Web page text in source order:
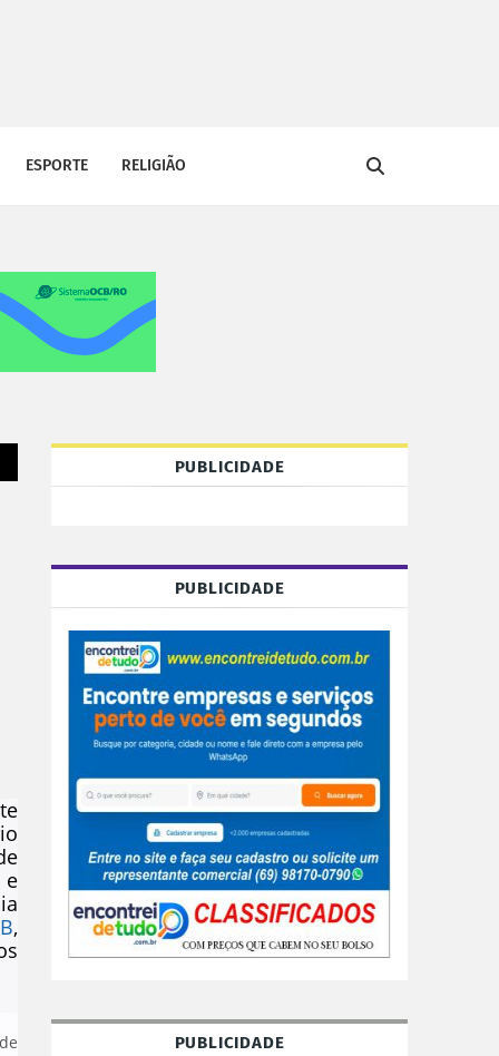
ESPORTE RELIGIÃO
e
,
PUBLICIDADE
PUBLICIDADE
PUBLICIDADE